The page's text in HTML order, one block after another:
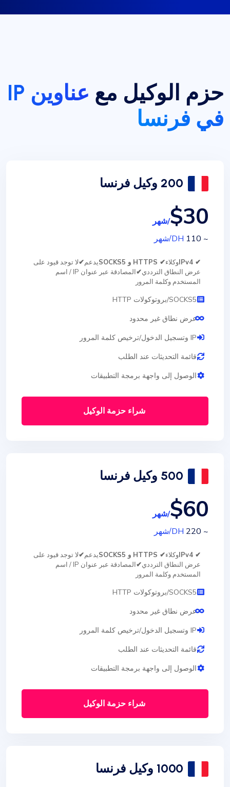
حزم الوكيل مع
عناوين IP
في فرنسا
200 وكيل فرنسا
$30/شهر
~ 110
DH/شهر
✔ IPv4 وكلاء✔ HTTPS و SOCKS5 يدعم✔لا توجد قيود على
عرض النطاق الترددي✔
المصادقة عبر عنوان IP / اسم
المستخدم وكلمة المرور
SOCKS5/بروتوكولات HTTP
عرض نطاق غير محدود
IP وتسجيل الدخول/ترخيص كلمة المرور
قائمة التحديثات عند الطلب
الوصول إلى واجهة برمجة التطبيقات
شراء حزمة الوكيل
500 وكيل فرنسا
$60/شهر
~ 220
DH/شهر
✔ IPv4 وكلاء✔ HTTPS و SOCKS5 يدعم✔لا توجد قيود على
عرض النطاق الترددي✔
المصادقة عبر عنوان IP / اسم
المستخدم وكلمة المرور
SOCKS5/بروتوكولات HTTP
عرض نطاق غير محدود
IP وتسجيل الدخول/ترخيص كلمة المرور
قائمة التحديثات عند الطلب
الوصول إلى واجهة برمجة التطبيقات
شراء حزمة الوكيل
1000 وكيل فرنسا